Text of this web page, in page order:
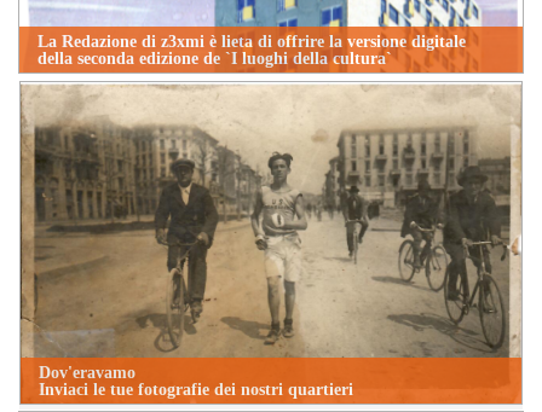
La Redazione di z3xmi è lieta di offrire la versione digitale
della seconda edizione de `I luoghi della cultura`
Dov'eravamo
Inviaci le tue fotografie dei nostri quartieri